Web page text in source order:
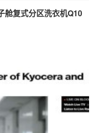
舱复式分区洗衣机Q10